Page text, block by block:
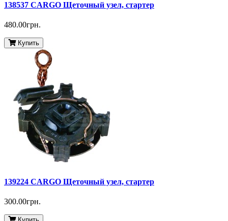
138537 CARGO Щеточный узел, стартер
480.00грн.
Купить
139224 CARGO Щеточный узел, стартер
300.00грн.